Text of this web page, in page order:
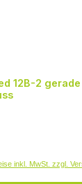
12B-2 gerade
inkl. MwSt. zzgl.